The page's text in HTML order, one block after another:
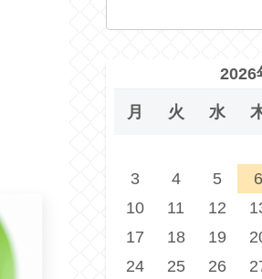
2026
月 火 水
3
4 5 6
10
11 12
17
18 19
24
25 26